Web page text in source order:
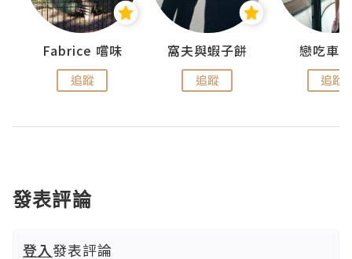
Fabrice 嚐味
追蹤
窩夫與蝦子餅
追蹤
戀吃車
追蹤
發表評論
登入發表評論